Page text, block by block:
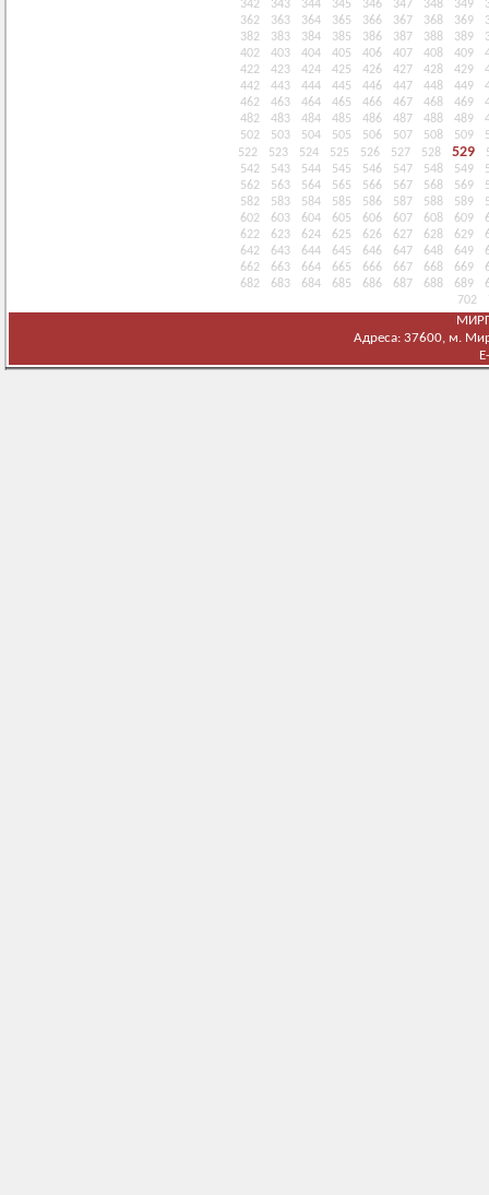
342 343 344 345 346 347 348 349
362
363 364 365 366 367 368 369
382
383 384 385 386 387 388 389
402
403 404 405 406 407 408 409
422
423 424 425 426 427 428 429
442
443 444 445 446 447 448 449
462
463 464 465 466 467 468 469
482
483 484 485 486 487 488 489
502
503 504 505 506 507 508 509
522
523 524 525 526 527 528 529
542
543 544 545 546 547 548 549
562
563 564 565 566 567 568 569
582
583 584 585 586 587 588 589
602
603 604 605 606 607 608 609
622
623 624 625 626 627 628 629
642
643 644 645 646 647 648 649
662
663 664 665 666 667 668 669
682
683 684 685 686 687 688 689
702
Адреса: 37600, м.